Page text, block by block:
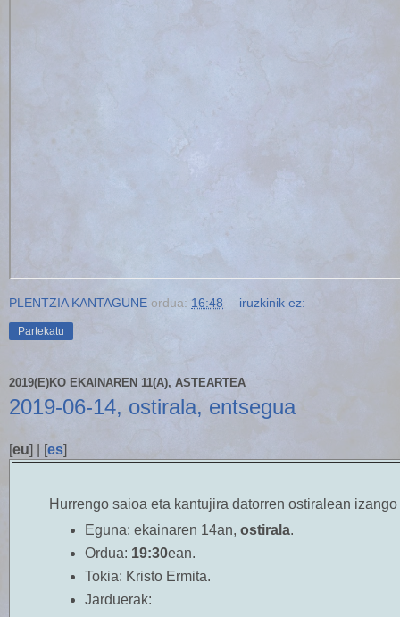
PLENTZIA KANTAGUNE ordua: 16:48 iruzkinik ez:
Partekatu
2019(E)KO EKAINAREN 11(A), ASTEARTEA
2019-06-14, ostirala, entsegua
[eu] | [es]
Hurrengo saioa eta kantujira datorren ostiralean
Eguna: ekainaren 14an, ostirala.
Ordua: 19:30ean.
Tokia: Kristo Ermita.
Jarduerak: